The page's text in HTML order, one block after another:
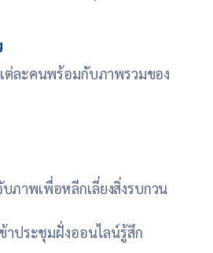
ต่ละคนพร้อมกับภาพรวมของ
าพเพื่อหลีกเลี่ยงสิ่งรบกวน
าประชุมฝั่งออนไลน์รู้สึก